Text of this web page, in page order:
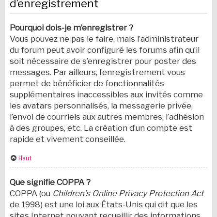
d’enregistrement
Pourquoi dois-je m’enregistrer ?
Vous pouvez ne pas le faire, mais l’administrateur
du forum peut avoir configuré les forums afin qu’il
soit nécessaire de s’enregistrer pour poster des
messages. Par ailleurs, l’enregistrement vous
permet de bénéficier de fonctionnalités
supplémentaires inaccessibles aux invités comme
les avatars personnalisés, la messagerie privée,
l’envoi de courriels aux autres membres, l’adhésion
à des groupes, etc. La création d’un compte est
rapide et vivement conseillée.
Haut
Que signifie COPPA ?
COPPA (ou Children’s Online Privacy Protection Act
de 1998) est une loi aux États-Unis qui dit que les